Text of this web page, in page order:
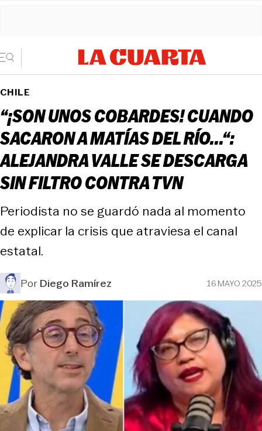
CHILE
“¡SON UNOS COBARDES! CUANDO
SACARON A MATÍAS DEL RÍO...“:
ALEJANDRA VALLE SE DESCARGA
SIN FILTRO CONTRA TVN
Periodista no se guardó nada al momento
de explicar la crisis que atraviesa el canal
estatal.
PorDiego Ramírez 16 MAYO 2025